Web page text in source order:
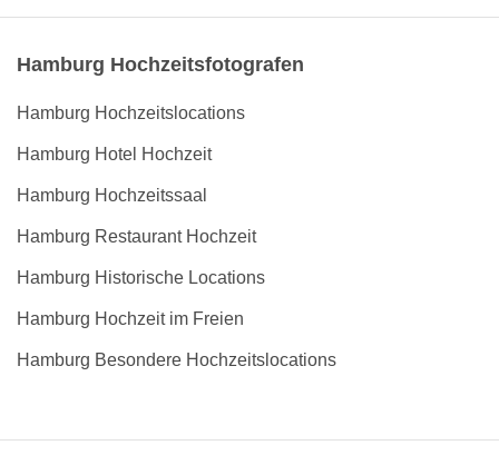
Hamburg Hochzeitsfotografen
Hamburg Hochzeitslocations
Hamburg Hotel Hochzeit
Hamburg Hochzeitssaal
Hamburg Restaurant Hochzeit
Hamburg Historische Locations
Hamburg Hochzeit im Freien
Hamburg Besondere Hochzeitslocations